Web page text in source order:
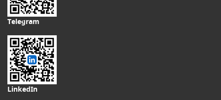
Telegram
LinkedIn